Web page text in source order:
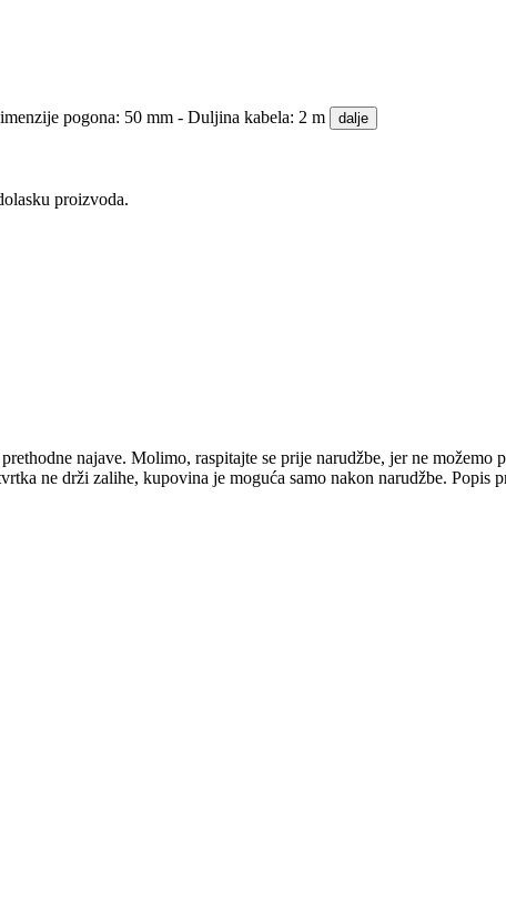
pogona: 50 mm - Duljina kabela: 2 m dalje
proizvoda.
najave. Molimo, raspitajte se prije narudžbe, jer ne možemo
ne drži zalihe, kupovina je moguća samo nakon narudžbe. Popis